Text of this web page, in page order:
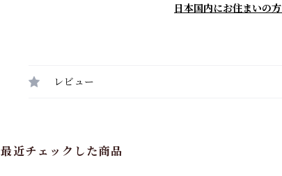
日本国内にお住まいの
レビュー
最近チェックした商品